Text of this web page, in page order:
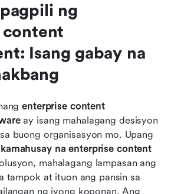
ng
Isang gabay na
enterprise content
ay isang mahalagang desisyon
buong organisasyon mo. Upang
na enterprise content
mahalagang lampasan ang
tampok at ituon ang pansin sa
ng iyong koponan. Ang